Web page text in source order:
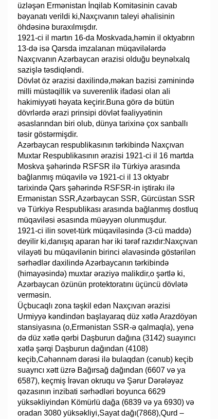
üzləşən Ermənistan İnqilab Komitəsinin cavab
bəyanatı verildi ki,Naxçıvanın taleyi əhalisinin
öhdəsinə buraxılmışdır.
1921-ci il martın 16-da Moskvada,həmin il oktyabrın
13-də isə Qarsda imzalanan müqavilələrdə
Naxçıvanın Azərbaycan ərazisi olduğu beynəlxalq
sazişlə təsdiqləndi.
Dövlət öz ərazisi daxilində,məkan bazisi zəminində
milli müstəqillik və suverenlik ifadəsi olan ali
hakimiyyəti həyata keçirir.Buna görə də bütün
dövrlərdə ərazi prinsipi dövlət fəaliyyətinin
əsaslarından biri olub, dünya tarixinə çox sanballı
təsir göstərmişdir.
Azərbaycan respublikasının tərkibində Naxçıvan
Muxtar Respublikasının ərazisi 1921-ci il 16 martda
Moskva şəhərində RSFSR ilə Türkiyə arasında
bağlanmış müqavilə və 1921-ci il 13 oktyabr
tarixində Qars şəhərində RSFSR-in iştirakı ilə
Ermənistan SSR,Azərbaycan SSR, Gürcüstan SSR
və Türkiyə Respublikası arasında bağlanmış dostluq
müqaviləsi əsasında müəyyən olunmuşdur.
1921-ci ilin sovet-türk müqaviləsində (3-cü maddə)
deyilir ki,danışıq aparan hər iki tərəf razıdır:Naxçıvan
vilayəti bu müqavilənin birinci əlavəsində göstərilən
sərhədlər daxilində Azərbaycanın tərkibində
(himayəsində) muxtar əraziyə malikdir,o şərtlə ki,
Azərbaycan özünün protektoratını üçüncü dövlətə
verməsin.
Üçbucaqlı zona təşkil edən Naxçıvan ərazisi
Urmiyyə kəndindən başlayaraq düz xətlə Arazdöyən
stansiyasına (o,Ermənistan SSR-ə qalmaqla), yenə
də düz xətlə qərbi Daşburun dağına (3142) suayırıcı
xətlə şərqi Daşburun dağından (4108)
keçib,Cəhənnəm dərəsi ilə bulaqdan (cənub) keçib
suayrıcı xətt üzrə Bağırsağ dağından (6607 və ya
6587), keçmiş İrəvan okruqu və Şərur Dərələyəz
qəzasının inzibati sərhədləri boyunca 6629
yüksəkliyindən Kömürlü dağa (6839 və ya 6930) və
oradan 3080 yüksəkliyi,Sayat dağı(7868),Qurd –